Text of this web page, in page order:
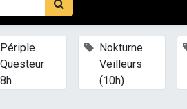
Périple
Questeur
8h
Nokturne
Veilleurs
(10h)